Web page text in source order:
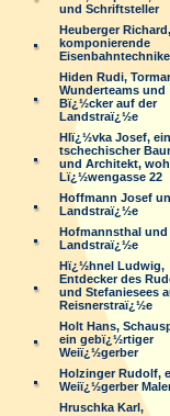
und Schriftsteller
Heuberger
komponierende
Hiden Rudi,
Wunderteams und
Bï¿½cker auf der
Landstraï¿½e
Hlï¿½vka Josef, ein
tschechischer
und Architekt,
Lï¿½wengasse 22
Hoffmann Josef
Landstraï¿½e
Hofmannsthal und
Landstraï¿½e
Hï¿½hnel Ludwig,
Entdecker des
und Stefaniesees
Reisnerstraï¿½e
Holt Hans,
ein gebï¿½rtiger
Weiï¿½gerber
Holzinger Rudolf,
Weiï¿½gerber
Hruschka Karl,